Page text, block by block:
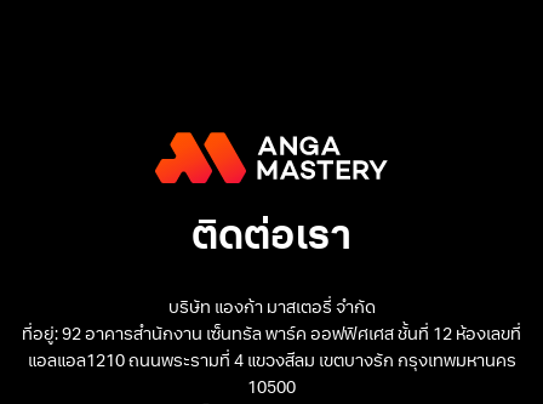
ติดต่อเรา
บริษัท แองก้า มาสเตอรี่ จำกัด
ที่อยู่: 92 อาคารสำนักงาน เซ็นทรัล พาร์ค ออฟฟิศเศส ชั้นที่ 12 ห้องเลขที่
แอลแอล1210 ถนนพระรามที่ 4 แขวงสีลม เขตบางรัก กรุงเทพมหานคร
10500